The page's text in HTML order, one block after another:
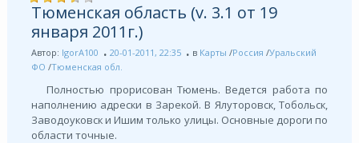
Тюменская область (v. 3.1 от 19
января 2011г.)
Автор: IgorA100 20-01-2011, 22:35 в Карты /Россия /Уральский
ФО /Тюменская обл.
Полностью прорисован Тюмень. Ведется работа по
наполнению адрески в Зарекой. В Ялуторовск, Тобольск,
Заводоуковск и Ишим только улицы. Основные дороги по
области точные.